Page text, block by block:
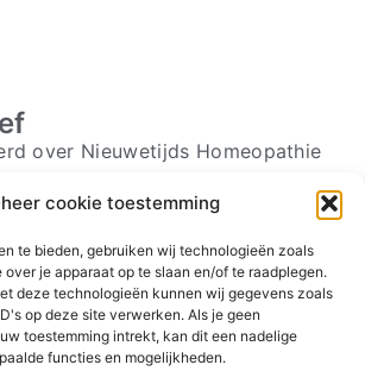
cookie toestemming
te bieden, gebruiken wij technologieën zoals
je apparaat op te slaan en/of te raadplegen.
deze technologieën kunnen wij gegevens zoals
op deze site verwerken. Als je geen
toestemming intrekt, kan dit een nadelige
functies en mogelijkheden.
over Nieuwetijds Homeopathie
⟶